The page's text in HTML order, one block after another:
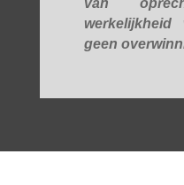
van
geen